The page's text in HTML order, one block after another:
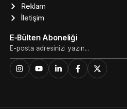
Reklam
İletişim
E-Bülten Aboneliği